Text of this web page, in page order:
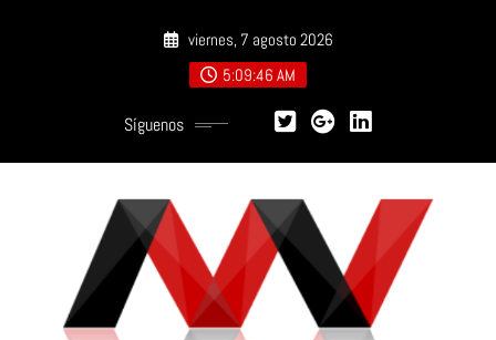
viernes, 7 agosto 2026
5:09:47 AM
Síguenos